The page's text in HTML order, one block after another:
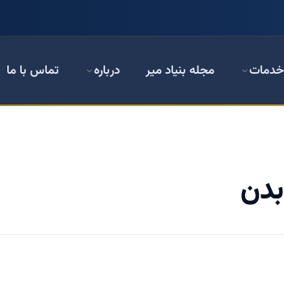
خدمات مجله بنیاد میر درباره تماس با ما